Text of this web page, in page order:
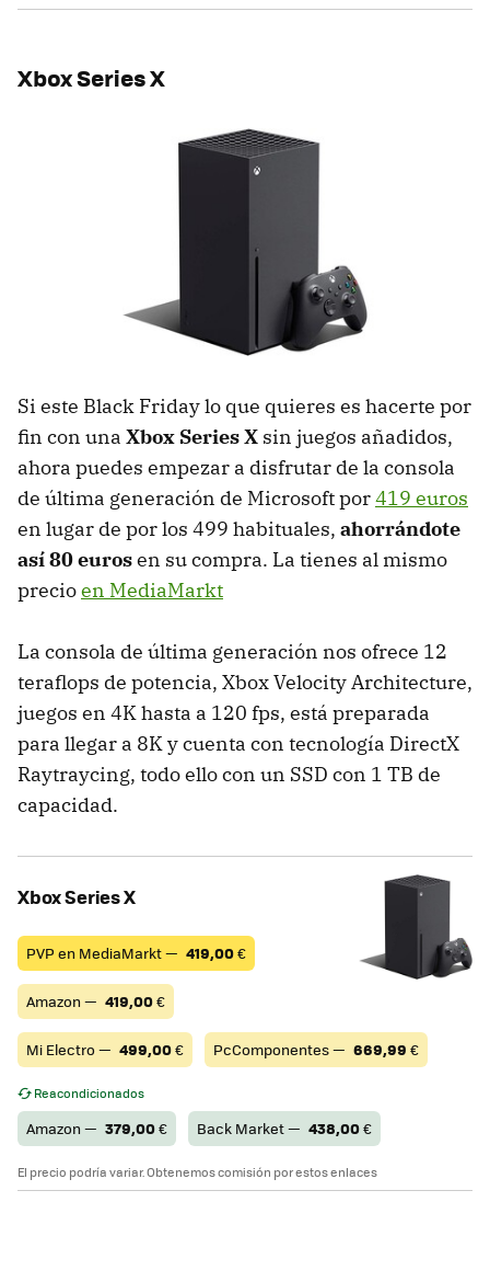
Xbox Series X
Si este Black Friday lo que quieres es hacerte por
fin con una Xbox Series X sin juegos añadidos,
ahora puedes empezar a disfrutar de la consola
de última generación de Microsoft por419 euros
en lugar de por los 499 habituales, ahorrándote
así 80 eurosen su compra. La tienes al mismo
precioen MediaMarkt
La consola de última generación nos ofrece 12
teraflops de potencia, Xbox Velocity Architecture,
juegos en 4K hasta a 120 fps, está preparada
para llegar a 8K y cuenta con tecnología DirectX
Raytraycing, todo ello con un SSD con 1 TB de
capacidad.
Xbox Series X
PVP en MediaMarkt — 419,00€
Amazon — 419,00€
Mi Electro — 499,00€ PcComponentes — 669,99 €
Reacondicionados
Amazon — 379,00€ Back Market — 438,00€
El precio podría variar. Obtenemos comisión por estos enlaces